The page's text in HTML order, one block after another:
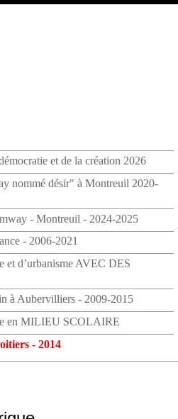
et de la création 2026
nommé désir" à Montreuil 2020-
- Montreuil - 2024-2025
- 2006-2021
et d’urbanisme AVEC DES
à Aubervilliers - 2009-2015
en MILIEU SCOLAIRE
- 2014